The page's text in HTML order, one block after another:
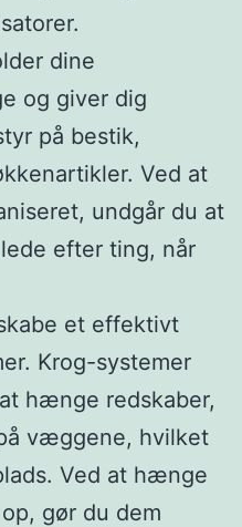
dine
og giver dig
på bestik,
Ved at
undgår du at
efter ting, når
et effektivt
Krog-systemer
hænge redskaber,
væggene, hvilket
Ved at hænge
gør du dem